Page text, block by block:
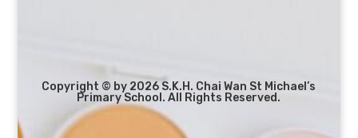
Copyright © by 2026 S.K.H. Chai Wan St Michael’s
Primary School. All Rights Reserved.